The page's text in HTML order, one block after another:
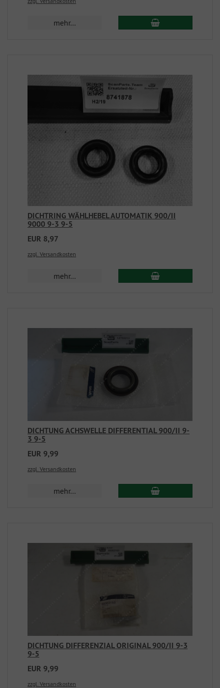
mehr...
DICHTRING WÄHLHEBEL AUTOMATIK 900/II
9000 9-3 9-5
EUR 8,97
zzgl. Versandkosten
mehr...
DICHTUNG ACHSWELLE DIFFERENTIAL 900/II 9-
3 9-5
EUR 9,99
zzgl. Versandkosten
mehr...
DICHTUNG DIFFERENZIAL ORIGINAL 900/II 9-3
9-5
EUR 9,99
zzgl. Versandkosten